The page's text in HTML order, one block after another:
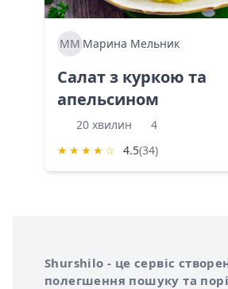
ММ Марина Мельник
Салат з куркою та
апельсином
20 хвилин
4
★ ★ ★ ★ ☆ 4.5(34)
Про сервіс Shurshilo
Shurshilo - це сервіс
полегшення пошуку та